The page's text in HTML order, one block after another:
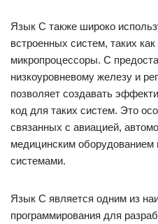
Язык C также широко
встроенных систем, таких
микропроцессоры. C
низкоуровневому железу и
позволяет создавать
код для таких систем. Это
связанных с авиацией,
медицинским оборудованием
системами.
Язык C является одним из
программирования для